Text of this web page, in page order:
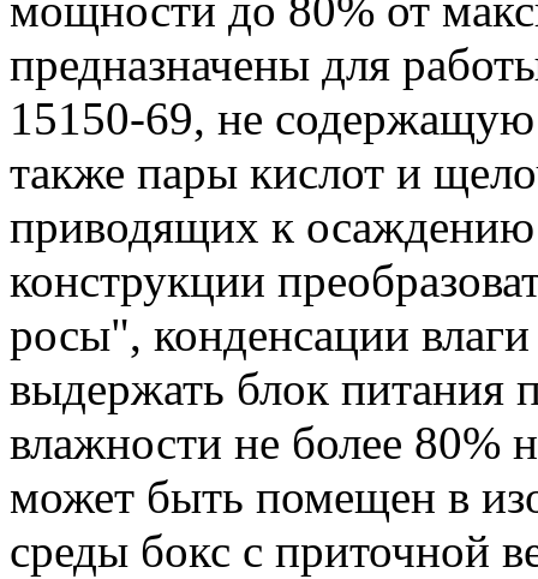
мощности до 80% от
предназначены для
15150-69, не
также пары кислот и
приводящих к осаждению
конструкции
росы", конденсации
выдержать блок питания
влажности не более 80%
может быть помещен в
среды бокс с приточной